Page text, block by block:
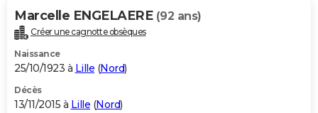
Marcelle ENGELAERE (92 ans)
Créer une cagnotte obsèques
Naissance
25/10/1923 à Lille (Nord)
Décès
13/11/2015 à Lille (Nord)